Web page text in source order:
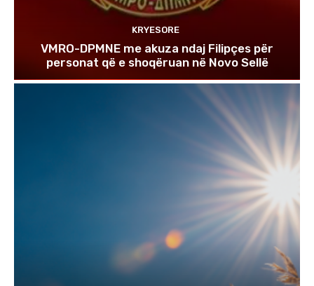
KRYESORE
VMRO-DPMNE me akuza ndaj Filipçes për
personat që e shoqëruan në Novo Sellë